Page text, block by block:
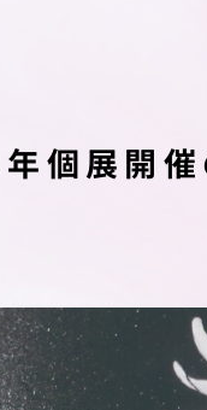
個展開催